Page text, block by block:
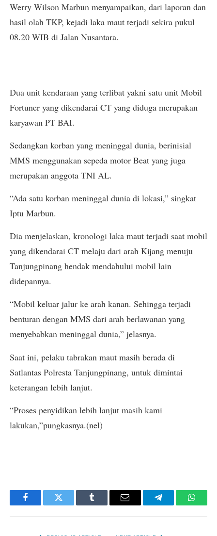
Werry Wilson Marbun menyampaikan, dari laporan dan
hasil olah TKP, kejadi laka maut terjadi sekira pukul
08.20 WIB di Jalan Nusantara.
Dua unit kendaraan yang terlibat yakni satu unit Mobil
Fortuner yang dikendarai CT yang diduga merupakan
karyawan PT BAI.
Sedangkan korban yang meninggal dunia, berinisial
MMS menggunakan sepeda motor Beat yang juga
merupakan anggota TNI AL.
“Ada satu korban meninggal dunia di lokasi,” singkat
Iptu Marbun.
Dia menjelaskan, kronologi laka maut terjadi saat mobil
yang dikendarai CT melaju dari arah Kijang menuju
Tanjungpinang hendak mendahului mobil lain
didepannya.
“Mobil keluar jalur ke arah kanan. Sehingga terjadi
benturan dengan MMS dari arah berlawanan yang
menyebabkan meninggal dunia,” jelasnya.
Saat ini, pelaku tabrakan maut masih berada di
Satlantas Polresta Tanjungpinang, untuk dimintai
keterangan lebih lanjut.
“Proses penyidikan lebih lanjut masih kami
lakukan,”pungkasnya.(nel)
FacebookTwitter Tumblr Email Telegram